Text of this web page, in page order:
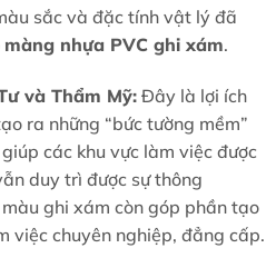
sắc và đặc tính vật lý đã
màng nhựa PVC ghi xám.
và Thẩm Mỹ:Đây là lợi ích
ra những “bức tường mềm”
các khu vực làm việc được
duy trì được sự thông
ghi xám còn góp phần tạo
việc chuyên nghiệp, đẳng cấp.